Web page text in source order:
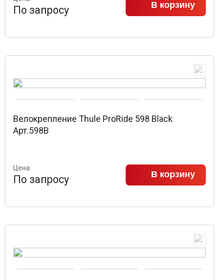
По запросу В корзину
Велокрепление Thule ProRide 598 Black
Арт.598B
Цена:
По запросу В корзину